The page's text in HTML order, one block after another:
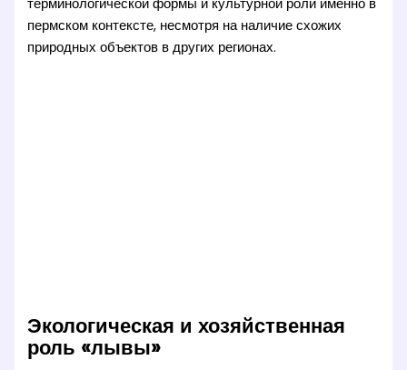
терминологической формы и культурной роли именно в
пермском контексте, несмотря на наличие схожих
природных объектов в других регионах.
Экологическая и хозяйственная
роль «лывы»